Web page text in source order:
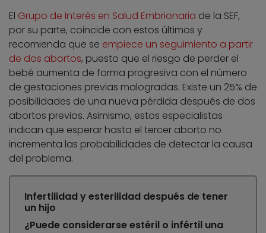
El Grupo de Interés en Salud Embrionaria de la SEF,
por su parte, coincide con estos últimos y
recomienda que se empiece un seguimiento a partir
de dos abortos, puesto que el riesgo de perder el
bebé aumenta de forma progresiva con el número
de gestaciones previas malogradas. Existe un 25% de
posibilidades de una nueva pérdida después de dos
abortos previos. Asimismo, estos especialistas
indican que esperar hasta el tercer aborto no
incrementa las probabilidades de detectar la causa
del problema.
Infertilidad y esterilidad después de tener
un hijo
¿Puede considerarse estéril o infértil una